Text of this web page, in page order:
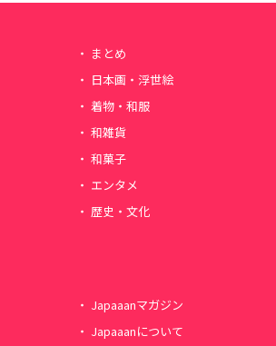
まとめ
日本画・浮世絵
着物・和服
和雑貨
和菓子
エンタメ
歴史・文化
Japaaanマガジン
Japaaanについて